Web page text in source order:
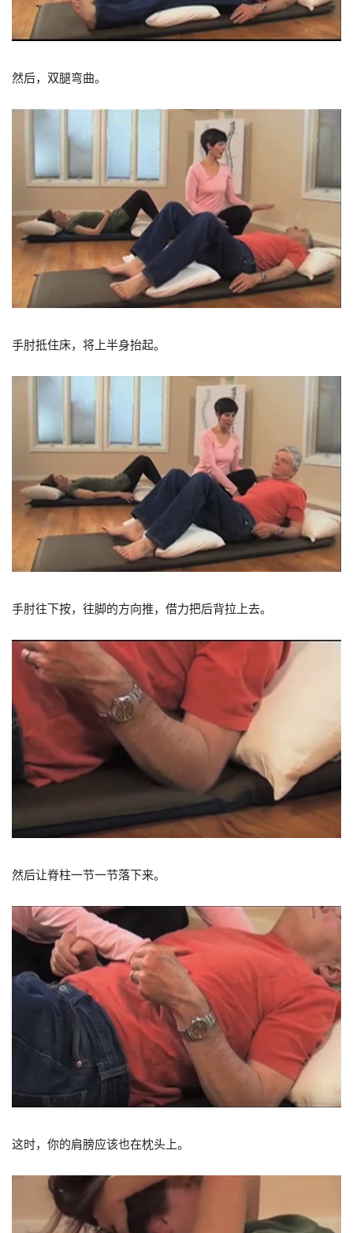
然后，双腿弯曲。
手肘抵住床，将上半身抬起。
手肘往下按，往脚的方向推，借力把后背拉上去。
然后让脊柱一节一节落下来。
这时，你的肩膀应该也在枕头上。